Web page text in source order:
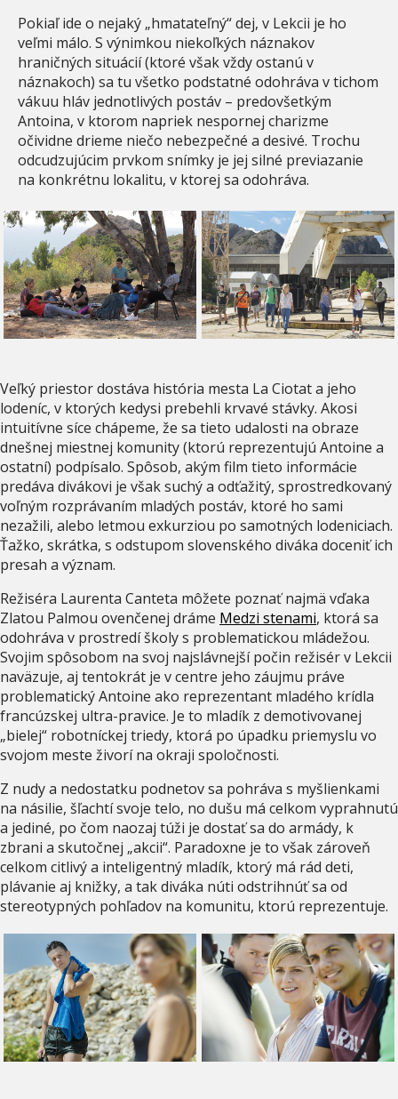
Pokiaľ ide o nejaký „hmatateľný“ dej, v Lekcii je ho
veľmi málo. S výnimkou niekoľkých náznakov
hraničných situácií (ktoré však vždy ostanú v
náznakoch) sa tu všetko podstatné odohráva v tichom
vákuu hláv jednotlivých postáv – predovšetkým
Antoina, v ktorom napriek nespornej charizme
očividne drieme niečo nebezpečné a desivé. Trochu
odcudzujúcim prvkom snímky je jej silné previazanie
na konkrétnu lokalitu, v ktorej sa odohráva.
Veľký priestor dostáva história mesta La Ciotat a jeho
lodeníc, v ktorých kedysi prebehli krvavé stávky. Akosi
intuitívne síce chápeme, že sa tieto udalosti na obraze
dnešnej miestnej komunity (ktorú reprezentujú Antoine a
ostatní) podpísalo. Spôsob, akým film tieto informácie
predáva divákovi je však suchý a odťažitý, sprostredkovaný
voľným rozprávaním mladých postáv, ktoré ho sami
nezažili, alebo letmou exkurziou po samotných lodeniciach.
Ťažko, skrátka, s odstupom slovenského diváka doceniť ich
presah a význam.
Režiséra Laurenta Canteta môžete poznať najmä vďaka
Zlatou Palmou ovenčenej dráme Medzi stenami, ktorá sa
odohráva v prostredí školy s problematickou mládežou.
Svojim spôsobom na svoj najslávnejší počin režisér v Lekcii
naväzuje, aj tentokrát je v centre jeho záujmu práve
problematický Antoine ako reprezentant mladého krídla
francúzskej ultra-pravice. Je to mladík z demotivovanej
„bielej“ robotníckej triedy, ktorá po úpadku priemyslu vo
svojom meste živorí na okraji spoločnosti.
Z nudy a nedostatku podnetov sa pohráva s myšlienkami
na násilie, šľachtí svoje telo, no dušu má celkom vyprahnutú
a jediné, po čom naozaj túži je dostať sa do armády, k
zbrani a skutočnej „akcii“. Paradoxne je to však zároveň
celkom citlivý a inteligentný mladík, ktorý má rád deti,
plávanie aj knižky, a tak diváka núti odstrihnúť sa od
stereotypných pohľadov na komunitu, ktorú reprezentuje.